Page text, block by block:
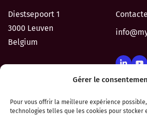
Gérer le
Pour vous offrir la meilleure expérience
technologies telles que les cookies pour stocker
Diestsepoort 1
3000 Leuven
Belgium
Intégrez Peppol